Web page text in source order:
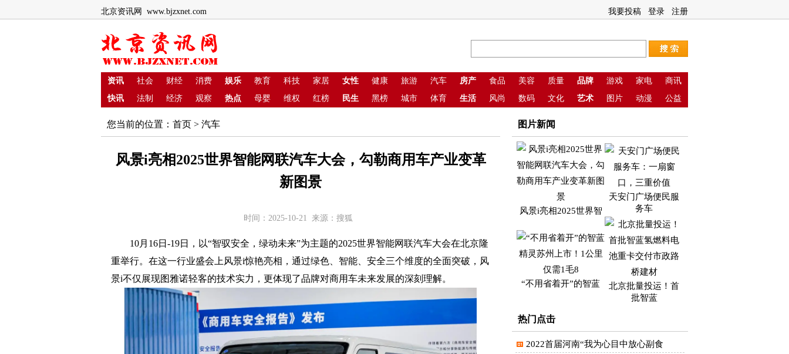
北京资讯网 www.bjzxnet.com 我要投稿 登录 注册
资讯 社会 财经 消费 娱乐 教育 科技 家居 女性 健康 旅游 汽车 房产 食品 美容 质量 品牌 游戏 家电
商讯
快讯
法制 经济 观察 热点 母婴 维权 红榜 民生 黑榜 城市 体育 生活 风尚 数码 文化 艺术 图片 动漫 公益
您当前的位置： 首页 > 汽车
风景i亮相2025世界智能网联汽车大会，勾勒商用车产业变革
新图景
时间：2025-10-21 来源：搜狐
10月16日-19日，以“智驭安全，绿动未来”为主题的2025世界智能网联汽车大会在北京隆
重举行。在这一行业盛会上风景i惊艳亮相，通过绿色、智能、安全三个维度的全面突破，风
景i不仅展现图雅诺轻客的技术实力，更体现了品牌对商用车未来发展的深刻理解。
图片新闻
风景i亮相2025世界智
天安门广场便民服
务车
“不用省着开”的智蓝
北京批量投运！首
批智蓝
热门点击
2022首届河南“我为心目中放心副食